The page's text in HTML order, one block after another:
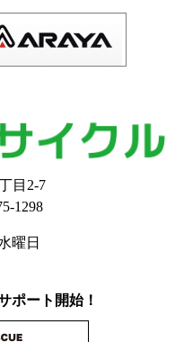
目2-7
1298
曜日
ポート開始！